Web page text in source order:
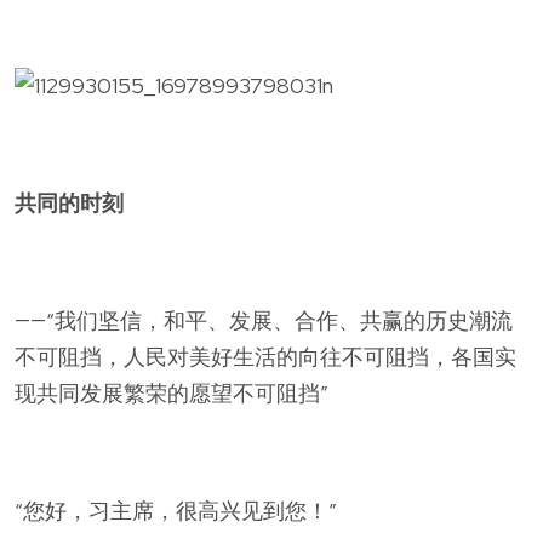
共同的时刻
——“我们坚信，和平、发展、合作、共赢的历史潮流
不可阻挡，人民对美好生活的向往不可阻挡，各国实
现共同发展繁荣的愿望不可阻挡”
“您好，习主席，很高兴见到您！”